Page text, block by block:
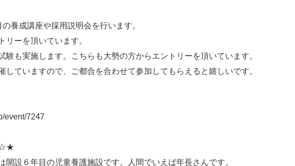
養成講座や採用説明会を行います。
リーを頂いています。
験も実施します。こちらも大勢の方からエントリーを頂いています。
していますので、ご都合を合わせて参加してもらえると嬉しいです。
event/7247
開設６年目の児童養護施設です。人間でいえば年長さんです。